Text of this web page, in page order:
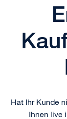
Hat Ihr Kunde
Ihnen live